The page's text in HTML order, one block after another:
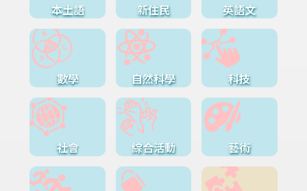
本土語 新住民 英語文
數學 自然科學 科技
社會 綜合活動 藝術